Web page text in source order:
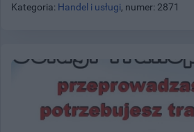
Kategoria: Handel i usługi, numer: 2871